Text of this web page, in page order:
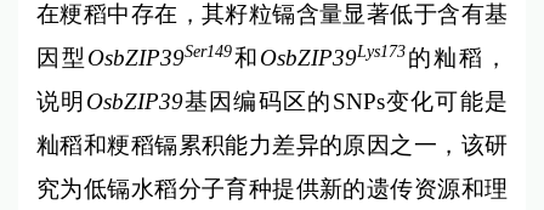
在粳稻中存在，其籽粒镉含量显著低于含有基
因型 OsbZIP39Ser149和OsbZIP39Lys173的籼稻，
说明 OsbZIP39基因编码区的SNPs变化可能是
籼稻和粳稻镉累积能力差异的原因之一，该研
究为低镉水稻分子育种提供新的遗传资源和理